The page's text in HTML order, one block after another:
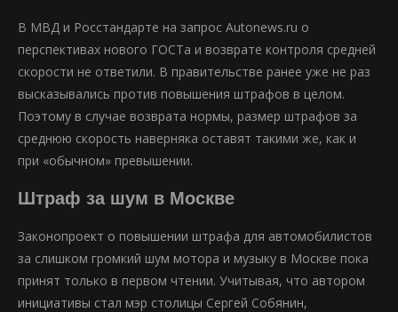
В МВД и Росстандарте на запрос Autonews.ru о
перспективах нового ГОСТа и возврате контроля средней
скорости не ответили. В правительстве ранее уже не раз
высказывались против повышения штрафов в целом.
Поэтому в случае возврата нормы, размер штрафов за
среднюю скорость наверняка оставят такими же, как и
при «обычном» превышении.
Штраф за шум в Москве
Законопроект о повышении штрафа для автомобилистов
за слишком громкий шум мотора и музыку в Москве пока
принят только в первом чтении. Учитывая, что автором
инициативы стал мэр столицы Сергей Собянин,